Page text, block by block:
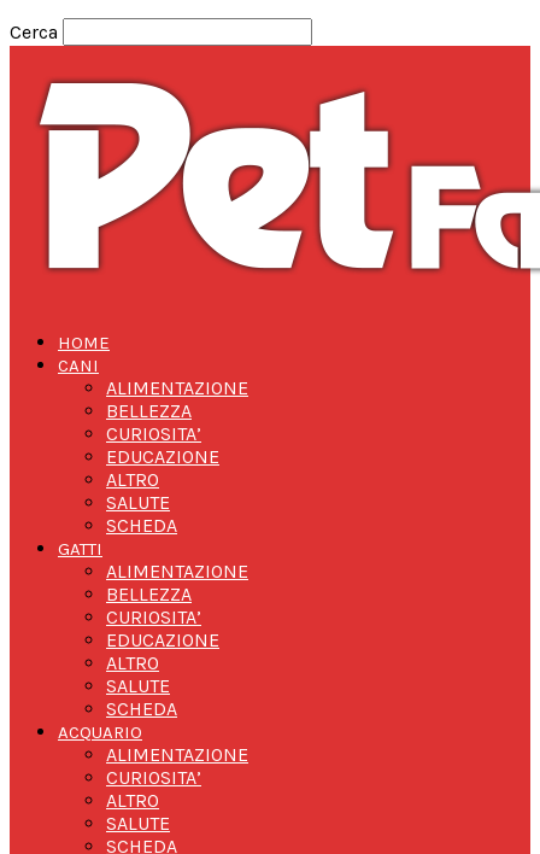
Cerca
HOME
CANI
ALIMENTAZIONE
BELLEZZA
CURIOSITA’
EDUCAZIONE
ALTRO
SALUTE
SCHEDA
GATTI
ALIMENTAZIONE
BELLEZZA
CURIOSITA’
EDUCAZIONE
ALTRO
SALUTE
SCHEDA
ACQUARIO
ALIMENTAZIONE
CURIOSITA’
ALTRO
SALUTE
SCHEDA